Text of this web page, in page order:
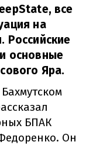
все
на
Российские
основные
Яра.
БПАК
Он